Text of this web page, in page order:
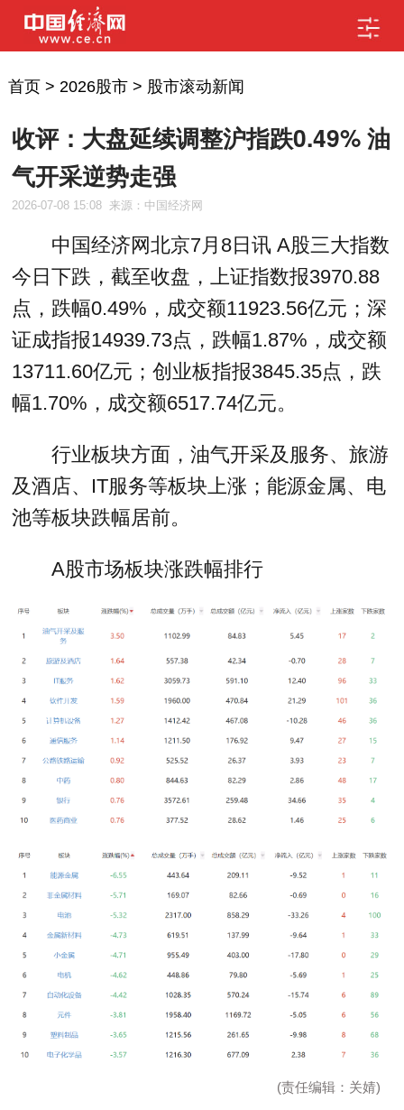
首页> 2026股市> 股市滚动新闻
收评：大盘延续调整沪指跌0.49% 油
气开采逆势走强
2026-07-08 15:08 来源：中国经济网
中国经济网北京7月8日讯 A股三大指数
今日下跌，截至收盘，上证指数报3970.88
点，跌幅0.49%，成交额11923.56亿元；深
证成指报14939.73点，跌幅1.87%，成交额
13711.60亿元；创业板指报3845.35点，跌
幅1.70%，成交额6517.74亿元。
行业板块方面，油气开采及服务、旅游
及酒店、IT服务等板块上涨；能源金属、电
池等板块跌幅居前。
A股市场板块涨跌幅排行
(责任编辑：关婧)